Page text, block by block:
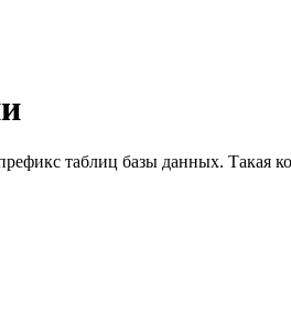
таблиц базы данных. Такая